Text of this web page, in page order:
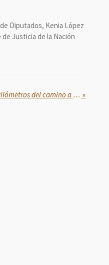
Diputados, Kenia López
Justicia de la Nación
Construye Gobierno de Puebla 3.3 kilómetros del camino a las Loberas en Tecali »